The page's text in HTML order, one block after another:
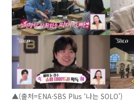
▲(출처=ENA·SBS Plus ‘나는 SOLO’)